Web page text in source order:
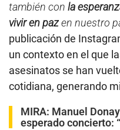
también con la
vivir en pazen nuestro
publicación de
un contexto en el que
asesinatos se han
cotidiana, generando
MIRA: Manuel
esperado concierto: